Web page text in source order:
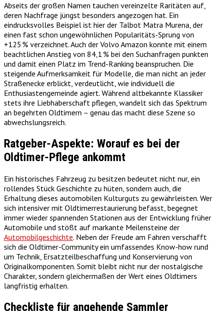
Abseits der großen Namen tauchen vereinzelte Raritäten auf,
deren Nachfrage jüngst besonders angezogen hat. Ein
eindrucksvolles Beispiel ist hier der Talbot Matra Murena, der
einen fast schon ungewöhnlichen Popularitäts-Sprung von
+125 % verzeichnet. Auch der Volvo Amazon konnte mit einem
beachtlichen Anstieg von 84,1 % bei den Suchanfragen punkten
und damit einen Platz im Trend-Ranking beanspruchen. Die
steigende Aufmerksamkeit für Modelle, die man nicht an jeder
Straßenecke erblickt, verdeutlicht, wie individuell die
Enthusiastengemeinde agiert. Während altbekannte Klassiker
stets ihre Liebhaberschaft pflegen, wandelt sich das Spektrum
an begehrten Oldtimern – genau das macht diese Szene so
abwechslungsreich.
Ratgeber-Aspekte: Worauf es bei der
Oldtimer-Pflege ankommt
Ein historisches Fahrzeug zu besitzen bedeutet nicht nur, ein
rollendes Stück Geschichte zu hüten, sondern auch, die
Erhaltung dieses automobilen Kulturguts zu gewährleisten. Wer
sich intensiver mit Oldtimerrestaurierung befasst, begegnet
immer wieder spannenden Stationen aus der Entwicklung früher
Automobile und stößt auf markante Meilensteine der
Automobilgeschichte. Neben der Freude am Fahren verschafft
sich die Oldtimer-Community ein umfassendes Know-how rund
um Technik, Ersatzteilbeschaffung und Konservierung von
Originalkomponenten. Somit bleibt nicht nur der nostalgische
Charakter, sondern gleichermaßen der Wert eines Oldtimers
langfristig erhalten.
Checkliste für angehende Sammler